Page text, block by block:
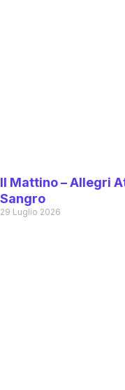
Il Mattino – Allegri
Sangro
29 Luglio 2026